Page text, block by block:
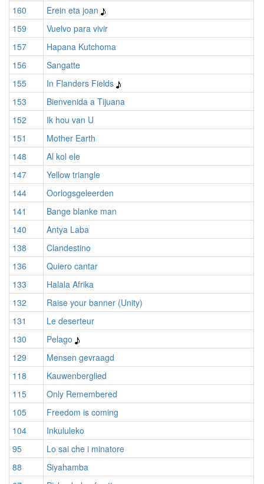
160
Erein eta joan
159
Vuelvo para vivir
157
Hapana Kutchoma
156
Sangatte
155
In Flanders Fields
153
Bienvenida a Tijuana
152
Ik hou van U
151
Mother Earth
148
Al kol ele
147
Yellow triangle
144
Oorlogsgeleerden
141
Bange blanke man
140
Antya Laba
138
Clandestino
136
Quiero cantar
133
Halala Afrika
132
Raise your banner (Unity)
131
Le deserteur
130
Pelago
129
Mensen gevraagd
118
Kauwenberglied
115
Only Remembered
105
Freedom is coming
104
Inkululeko
95
Lo sai che i minatore
88
Siyahamba